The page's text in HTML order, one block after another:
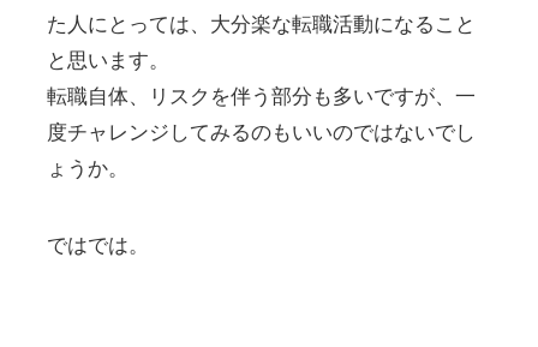
た人にとっては、大分楽な転職活動になること
と思います。
転職自体、リスクを伴う部分も多いですが、一
度チャレンジしてみるのもいいのではないでし
ょうか。
ではでは。